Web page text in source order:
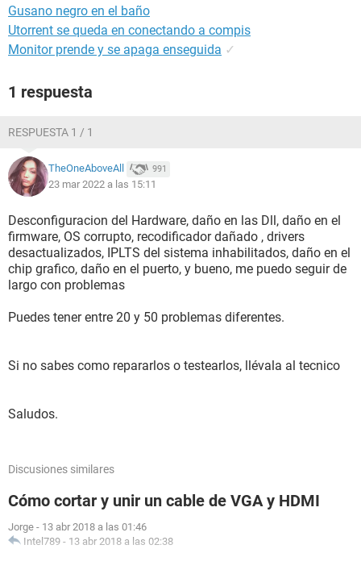
Gusano negro en el baño
Utorrent se queda en conectando a compis
Monitor prende y se apaga enseguida ✓
1 respuesta
RESPUESTA 1 / 1
TheOneAboveAll 991
23 mar 2022 a las 15:11
Desconfiguracion del Hardware, daño en las Dll, daño en el
firmware, OS corrupto, recodificador dañado , drivers
desactualizados, IPLTS del sistema inhabilitados, daño en el
chip grafico, daño en el puerto, y bueno, me puedo seguir de
largo con problemas
Puedes tener entre 20 y 50 problemas diferentes.
Si no sabes como repararlos o testearlos, llévala al tecnico
Saludos.
Discusiones similares
Cómo cortar y unir un cable de VGA y HDMI
Jorge - 13 abr 2018 a las 01:46
Intel789 - 13 abr 2018 a las 02:38